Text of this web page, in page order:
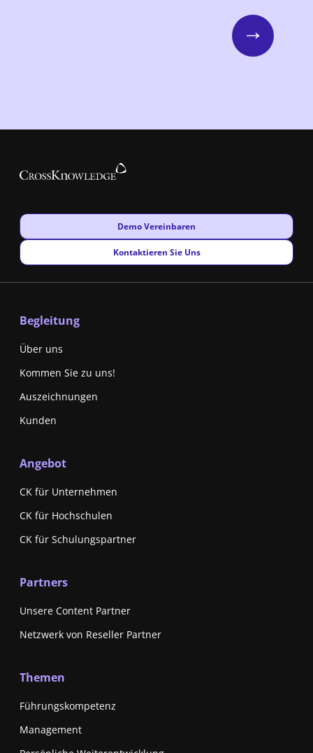
Next
New window
Demo Vereinbaren
New window
Kontaktieren Sie Uns
Begleitung
Über uns
Kommen Sie zu uns!
Auszeichnungen
Kunden
Angebot
CK für Unternehmen
CK für Hochschulen
CK für Schulungspartner
Partners
Unsere Content Partner
Netzwerk von Reseller Partner
Themen
Führungskompetenz
Management